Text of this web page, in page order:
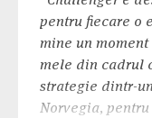
pentru fiecare o
mine un
mele din cadrul
strategie dintr-
Norvegia,